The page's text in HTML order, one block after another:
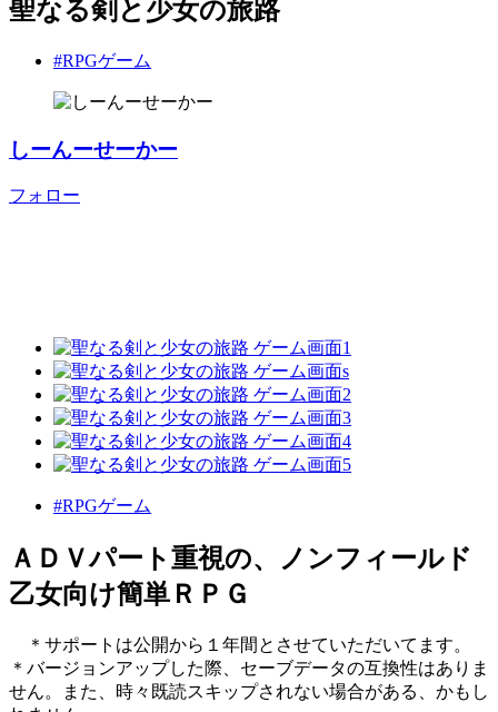
聖なる剣と少女の旅路
#RPGゲーム
しーんーせーかー
フォロー
#RPGゲーム
ＡＤＶパート重視の、ノンフィールド
乙女向け簡単ＲＰＧ
＊サポートは公開から１年間とさせていただいてます。
＊バージョンアップした際、セーブデータの互換性はありま
せん。また、時々既読スキップされない場合がある、かもし